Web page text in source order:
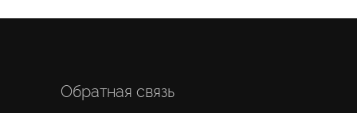
Обратная связь